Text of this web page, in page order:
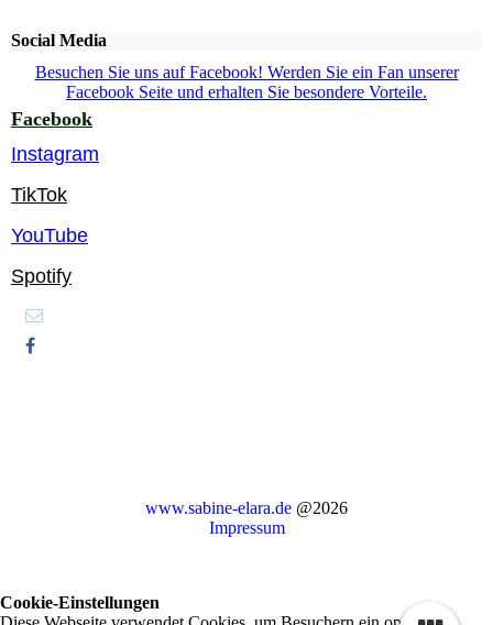
Social Media
Besuchen Sie uns auf Facebook! Werden Sie ein Fan unserer
Facebook Seite und erhalten Sie besondere Vorteile.
Facebook
Instagram
TikTok
YouTube
Spotify
www.sabine-elara.de @2026
Impressum
Cookie-Einstellungen